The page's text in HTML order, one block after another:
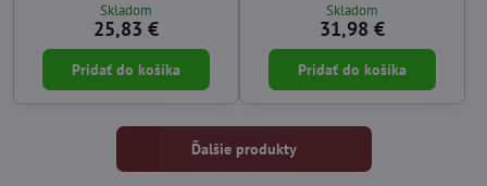
Skladom
25,83 €
Pridať do košíka
Skladom
31,98 €
Pridať do košíka
Ďalšie produkty